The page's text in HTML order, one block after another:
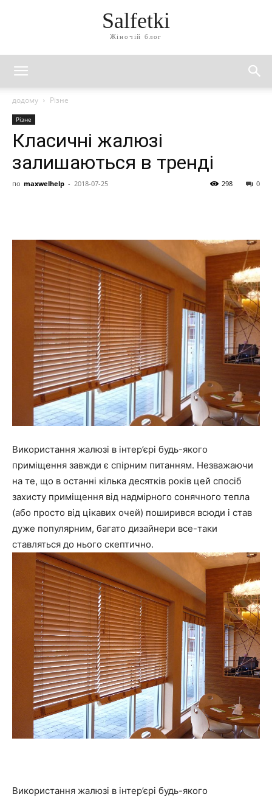
Salfetki
Жіночій блог
додому Різне
Різне
Класичні жалюзі
залишаються в тренді
по maxwelhelp - 2018-07-25 0
298
Використання жалюзі в інтер’єрі будь-якого
приміщення завжди є спірним питанням. Незважаючи
на те, що в останні кілька десятків років цей спосіб
захисту приміщення від надмірного сонячного тепла
(або просто від цікавих очей) поширився всюди і став
дуже популярним, багато дизайнери все-таки
ставляться до нього скептично.
Використання жалюзі в інтер’єрі будь-якого